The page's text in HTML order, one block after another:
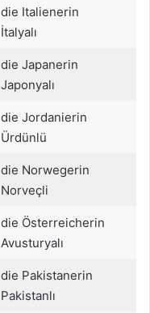
die Italienerin
İtalyalı
die Japanerin
Japonyalı
die Jordanierin
Ürdünlü
die Norwegerin
Norveçli
die Österreicherin
Avusturyalı
die Pakistanerin
Pakistanlı